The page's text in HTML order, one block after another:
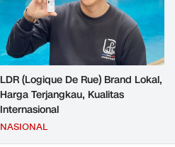
LDR (Logique De Rue) Brand Lokal,
Harga Terjangkau, Kualitas
Internasional
NASIONAL